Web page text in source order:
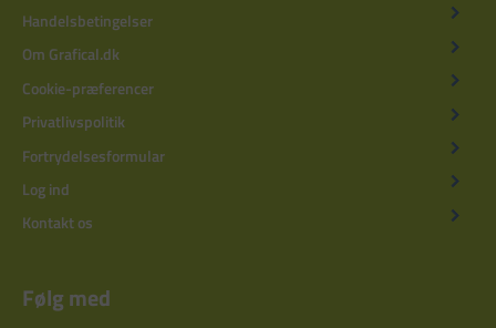
Handelsbetingelser
Om Grafical.dk
Cookie-præferencer
Privatlivspolitik
Fortrydelsesformular
Log ind
Kontakt os
Følg med